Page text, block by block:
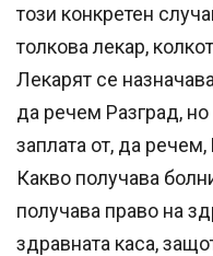
този конкретен
толкова лекар,
Лекарят се
да речем Разград,
заплата от, да
Какво получава
получава право на
здравната каса,